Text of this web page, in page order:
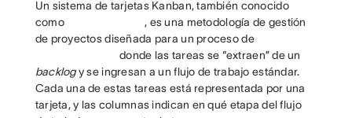
Un sistema de tarjetas Kanban, también conocido
como
, es una metodología de gestión
de proyectos diseñada para un proceso de
donde las tareas se “extraen” de un
backlogy se ingresan a un flujo de trabajo estándar.
Cada una de estas tareas está representada por una
tarjeta, y las columnas indican en qué etapa del flujo